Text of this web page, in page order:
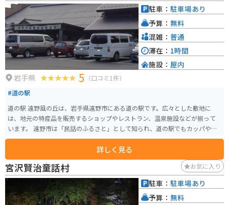
で、ツーリングの拠点としても最適です。 道の駅 とうわで、ぜひ地元の美味
しいものを味わったり、雄大な自然を満喫したりしてください。
岩手県 5 （口コミ1件）
#道の駅
道の駅 遠野風の丘は、岩手県遠野市にある道の駅です。広々とした敷地に
は、地元の特産品を販売するショップやレストラン、温泉施設などが揃って
います。 遠野市は「民話のふるさと」として知られ、道の駅でもカッパや座
敷わらしにまつわるお土産や展示を見ることができます。遠野風の丘から眺
める景色は素晴らしく、晴れた日には早池峰山を望むこともできます。周辺
には牧場や田園風景が広がり、のどかな雰囲気の中をツーリングするのにも
最適です。 レストランでは、遠野産の食材を使った郷土料理や、名物のジン
ギスカンを楽しむことができます。また、併設の温泉施設「風の湯」では、
旅の疲れを癒すことができます。売店には、遠野のお菓子や民芸品、地元で
採れた新鮮な野菜などが販売されています。 バイクで訪れる際は、道の駅か
詳しく見る
駐車： 駐車場あり
予算： 無料
混雑： 普通
滞在： 1時間
施設： 屋内
宮沢賢治童話村 お気に入り
駐車： 駐車場あり
予算： 無料